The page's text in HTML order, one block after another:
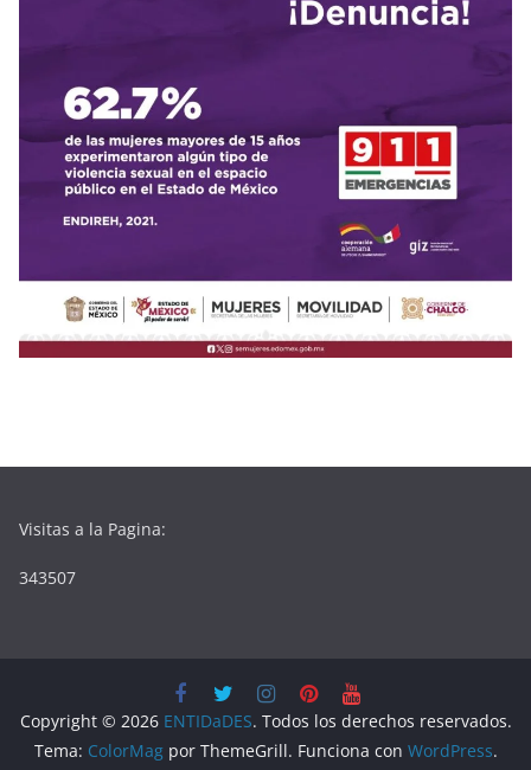
Visitas a la Pagina:
343507
Copyright © 2026 ENTIDaDES. Todos los derechos reservados.
Tema: ColorMagpor ThemeGrill. Funciona con WordPress.